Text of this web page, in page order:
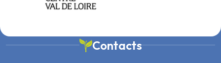
Contacts